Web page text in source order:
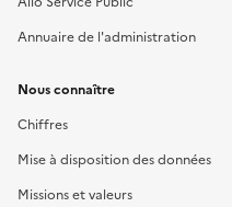
Annuaire de l'administration
Nous connaître
Chiffres
Mise à disposition des données
Missions et valeurs